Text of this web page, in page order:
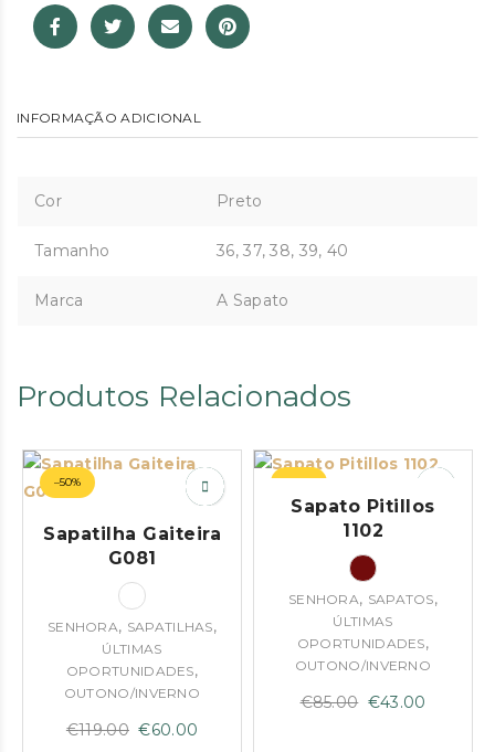
INFORMAÇÃO ADICIONAL
Cor Preto
Tamanho 36, 37, 38, 39, 40
Marca A Sapato
Produtos Relacionados
–50%
Sapatilha Gaiteira
G081
SENHORA, SAPATILHAS,
ÚLTIMAS
OPORTUNIDADES,
OUTONO/INVERNO
€119.00 O
€60.00
–49%
Sapato Pitillos
1102
SENHORA, SAPATOS,
ÚLTIMAS
OPORTUNIDADES,
OUTONO/INVERNO
€85.00 O
€43.00